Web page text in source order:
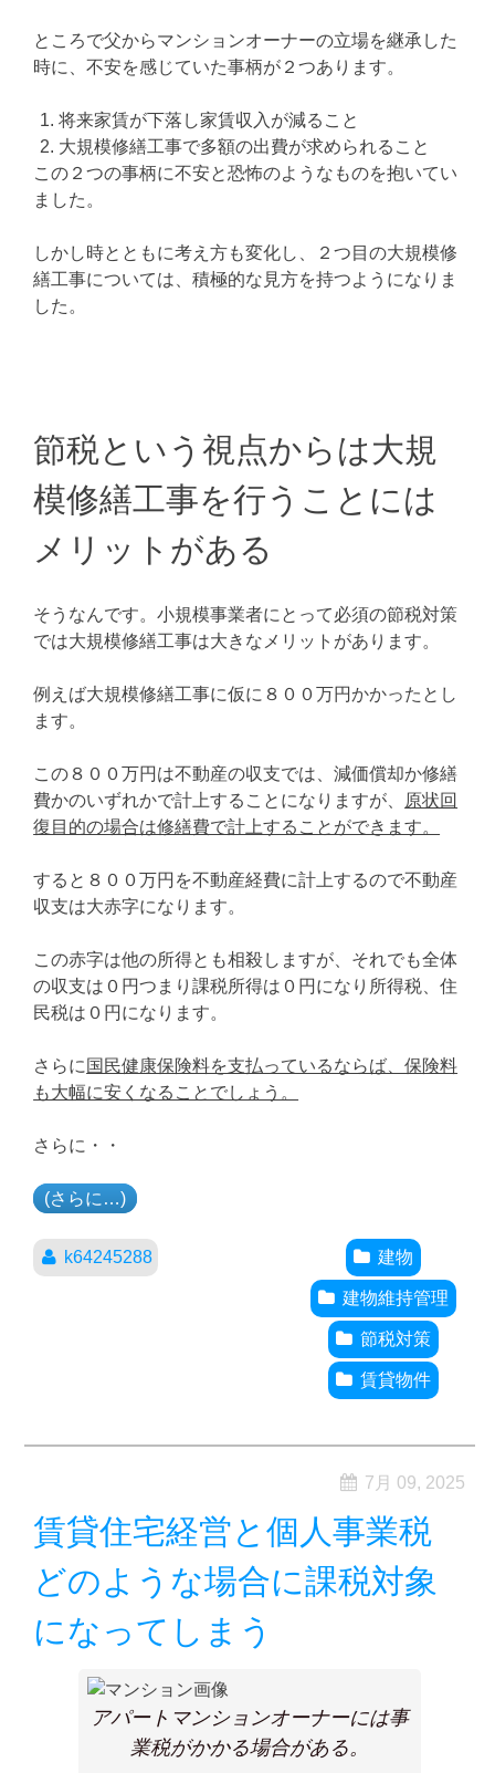
ところで父からマンションオーナーの立場を継承した
時に、不安を感じていた事柄が２つあります。
将来家賃が下落し家賃収入が減ること
大規模修繕工事で多額の出費が求められること
この２つの事柄に不安と恐怖のようなものを抱いてい
ました。
しかし時とともに考え方も変化し、２つ目の大規模修
繕工事については、積極的な見方を持つようになりま
した。
節税という視点からは大規
模修繕工事を行うことには
メリットがある
そうなんです。小規模事業者にとって必須の節税対策
では大規模修繕工事は大きなメリットがあります。
例えば大規模修繕工事に仮に８００万円かかったとし
ます。
この８００万円は不動産の収支では、減価償却か修繕
費かのいずれかで計上することになりますが、
原状回
復目的の場合は修繕費で計上することができます。
すると８００万円を不動産経費に計上するので不動産
収支は大赤字になります。
この赤字は他の所得とも相殺しますが、それでも全体
の収支は０円つまり課税所得は０円になり所得税、住
民税は０円になります。
さらに 国民健康保険料を支払っているならば、保険料
も大幅に安くなることでしょう。
さらに・・
(さらに…)
k64245288 建物
建物維持管理
節税対策
賃貸物件
7月 09, 2025
賃貸住宅経営と個人事業税
どのような場合に課税対象
になってしまう
アパートマンションオーナーには事
業税がかかる場合がある。